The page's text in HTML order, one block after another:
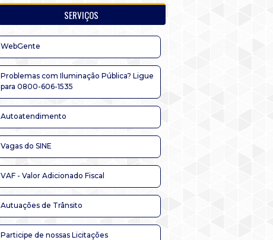
SERVIÇOS
WebGente
Problemas com Iluminação Pública? Ligue
para 0800-606-1535
Autoatendimento
Vagas do SINE
VAF - Valor Adicionado Fiscal
Autuações de Trânsito
Participe de nossas Licitações